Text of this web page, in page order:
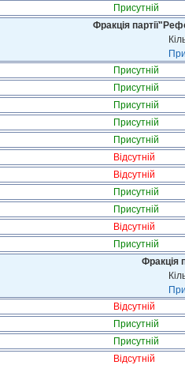
Присутній
Фракція
Присутній
Присутній
Присутній
Присутній
Присутній
Відсутній
Відсутній
Присутній
Присутній
Відсутній
Присутній
Фракція
Відсутній
Присутній
Присутній
Відсутній